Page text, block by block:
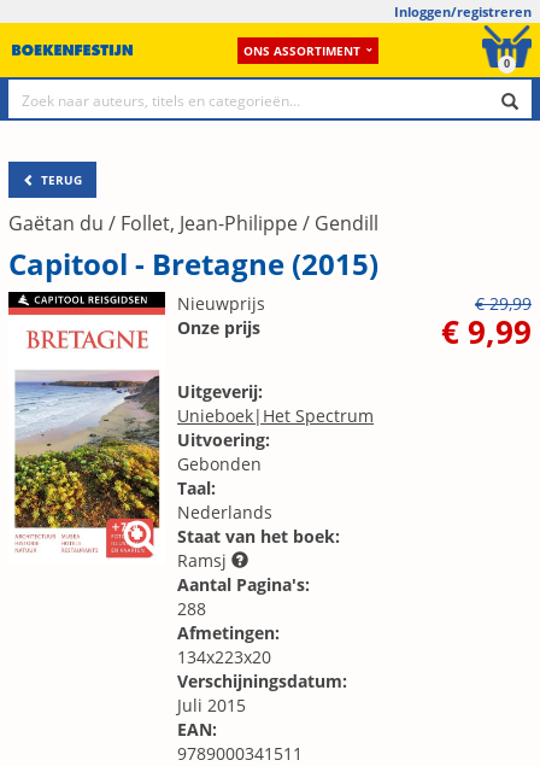
Inloggen/registreren
ONS ASSORTIMENT
0
TERUG
Gaëtan du / Follet, Jean-Philippe / Gendill
Capitool - Bretagne (2015)
Nieuwprijs
€ 29,99
Onze prijs
€ 9,99
Uitgeverij:
Unieboek|Het Spectrum
Uitvoering:
Gebonden
Taal:
Nederlands
Staat van het boek:
Ramsj
Aantal Pagina's:
288
Afmetingen:
134x223x20
Verschijningsdatum:
Juli 2015
EAN:
9789000341511